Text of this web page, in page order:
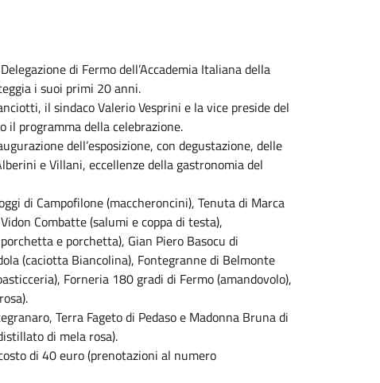
di Fermo dell’Accademia Italiana della
i suoi primi 20 anni.
il sindaco Valerio Vesprini e la vice preside del
il programma della celebrazione.
dell’esposizione, con degustazione, delle
e Villani, eccellenze della gastronomia del
di Campofilone (maccheroncini), Tenuta di Marca
Combatte (salumi e coppa di testa),
e porchetta), Gian Piero Basocu di
(caciotta Biancolina), Fontegranne di Belmonte
Forneria 180 gradi di Fermo (amandovolo),
Terra Fageto di Pedaso e Madonna Bruna di
di mela rosa).
di 40 euro (prenotazioni al numero